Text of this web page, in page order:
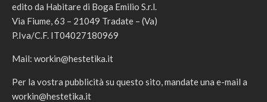
edito da Habitare di Boga Emilio S.r.l.
Via Fiume, 63 – 21049 Tradate – (Va)
P.Iva/C.F. IT04027180969
Mail: workin@hestetika.it
Per la vostra pubblicità su questo sito, mandate una e-mail a
workin@hestetika.it